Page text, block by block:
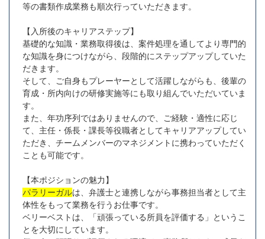
等の書類作成業務も順次行っていただきます。
【入所後のキャリアステップ】
基礎的な知識・業務取得後は、案件処理を通してより専門的
な知識を身につけながら、段階的にステップアップしていた
だきます。
そして、ご自身もプレーヤーとして活躍しながらも、後輩の
育成・所内向けの研修実施等にも取り組んでいただいていま
す。
また、年功序列ではありませんので、ご経験・適性に応じ
て、主任・係長・課長等役職者としてキャリアアップしてい
ただき、チームメンバーのマネジメントに携わっていただく
ことも可能です。
【本ポジションの魅力】
パラリーガルは、弁護士と連携しながら事務担当者として主
体性をもって業務を行うお仕事です。
ベリーベストは、「頑張っている所員を評価する」というこ
とを大切にしています。